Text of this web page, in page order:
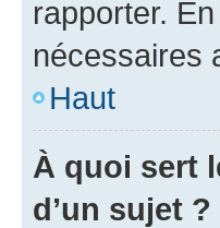
rapporter.
nécessaires
Haut
À quoi sert
d’un sujet ?